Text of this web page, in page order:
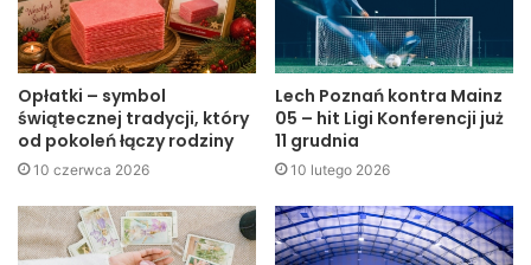
Opłatki – symbol
świątecznej tradycji, który
od pokoleń łączy rodziny
10 czerwca 2026
Lech Poznań kontra Mainz
05 – hit Ligi Konferencji już
11 grudnia
10 lutego 2026